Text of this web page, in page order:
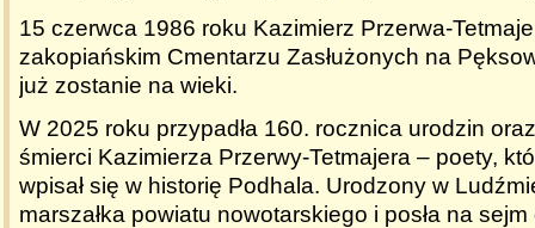
15 czerwca 1986 roku Kazimierz Przerwa-
zakopiańskim Cmentarzu Zasłużonych na
już zostanie na wieki.
W 2025 roku przypadła 160. rocznica urodzin
śmierci Kazimierza Przerwy-Tetmajera – poety,
wpisał się w historię Podhala. Urodzony w
marszałka powiatu nowotarskiego i posła na